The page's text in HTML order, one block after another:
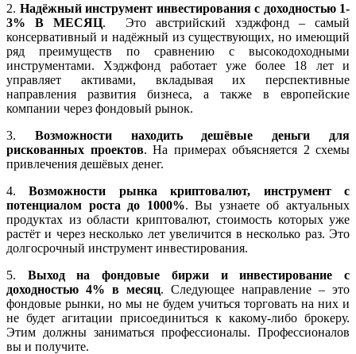
2. Надёжный инструмент инвестирования с доходностью 1-
3% В МЕСЯЦ. Это австрийский хэджфонд – самый
консервативный и надёжный из существующих, но имеющий
ряд преимуществ по сравнению с высокодоходными
инструментами. Хэджфонд работает уже более 18 лет и
управляет активами, вкладывая их перспективные
направления развития бизнеса, а также в европейские
компании через фондовый рынок.
3. Возможности находить дешёвые деньги для
рискованных проектов. На примерах объясняется 2 схемы
привлечения дешёвых денег.
4.Возможности рынка криптовалют, инструмент с
потенциалом роста до 1000%. Вы узнаете об актуальных
продуктах из области криптовалют, стоимость которых уже
растёт и через несколько лет увеличится в несколько раз. Это
долгосрочный инструмент инвестирования.
5. Выход на фондовые биржи и инвестирование с
доходностью 4% в месяц. Следующее направление – это
фондовые рынки, но мы не будем учиться торговать на них и
не будет агитации присоединиться к какому-либо брокеру.
Этим должны заниматься профессионалы. Профессионалов
вы и получите.